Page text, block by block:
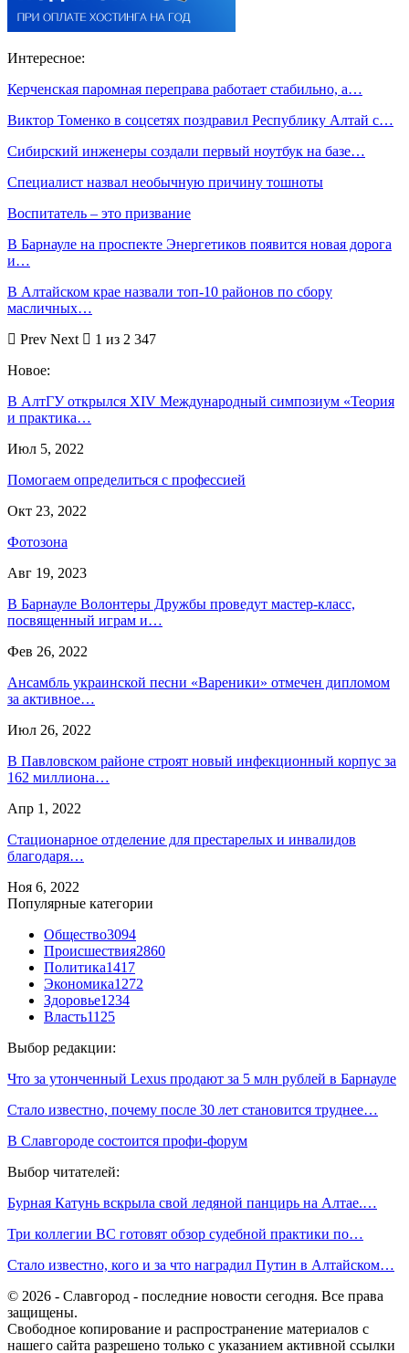
Интересное:
Керченская паромная переправа работает стабильно, а…
Виктор Томенко в соцсетях поздравил Республику Алтай с…
Сибирский инженеры создали первый ноутбук на базе…
Специалист назвал необычную причину тошноты
Воспитатель – это призвание
В Барнауле на проспекте Энергетиков появится новая дорога
и…
В Алтайском крае назвали топ-10 районов по сбору
масличных…
Prev Next
1 из 2 347
Новое:
В АлтГУ открылся ХIV Международный симпозиум «Теория
и практика…
Июл 5, 2022
Помогаем определиться с профессией
Окт 23, 2022
Фотозона
Авг 19, 2023
В Барнауле Волонтеры Дружбы проведут мастер-класс,
посвященный играм и…
Фев 26, 2022
Ансамбль украинской песни «Вареники» отмечен дипломом
за активное…
Июл 26, 2022
В Павловском районе строят новый инфекционный корпус за
162 миллиона…
Апр 1, 2022
Стационарное отделение для престарелых и инвалидов
благодаря…
Ноя 6, 2022
Популярные категории
Общество3094
Происшествия2860
Политика1417
Экономика1272
Здоровье1234
Власть1125
Выбор редакции:
Что за утонченный Lexus продают за 5 млн рублей в Барнауле
Стало известно, почему после 30 лет становится труднее…
В Славгороде состоится профи-форум
Выбор читателей:
Бурная Катунь вскрыла свой ледяной панцирь на Алтае.…
Три коллегии ВС готовят обзор судебной практики по…
Стало известно, кого и за что наградил Путин в Алтайском…
© 2026 - Славгород - последние новости сегодня. Все права
защищены.
Свободное копирование и распространение материалов с
нашего сайта разрешено только с указанием активной ссылки